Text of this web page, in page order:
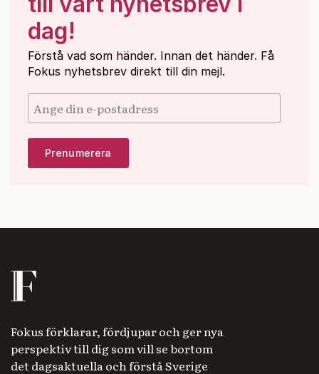
dag!
Förstå vad som händer. Innan det händer. Få
Fokus nyhetsbrev direkt till din mejl.
Fokus förklarar, fördjupar och ger nya
perspektiv till dig som vill se bortom
det dagsaktuella och förstå Sverige